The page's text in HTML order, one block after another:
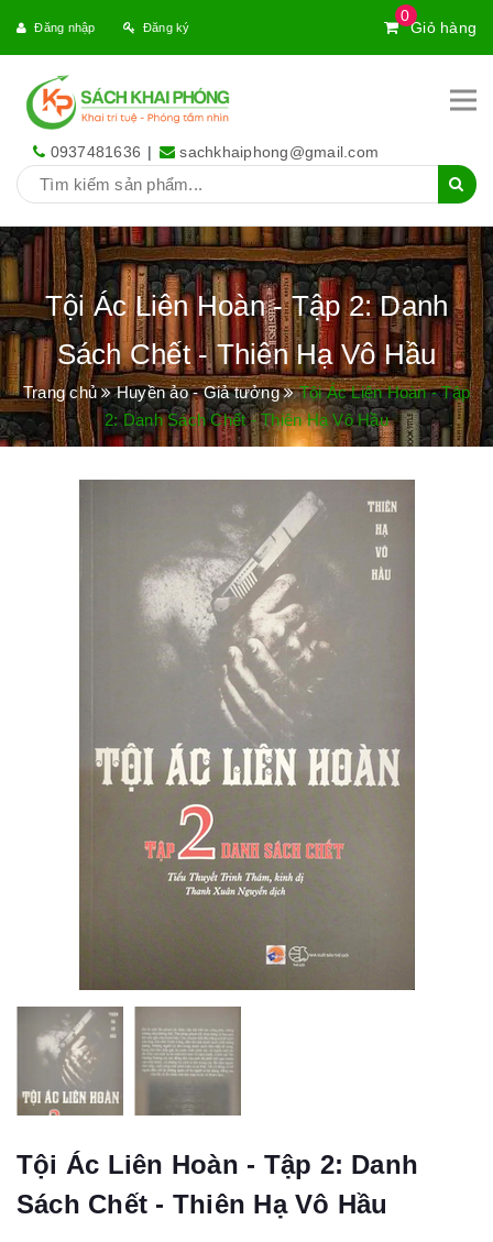
0
Giỏ hàng
Đăng nhập Đăng ký
0937481636 | sachkhaiphong@gmail.com
Tội Ác Liên Hoàn - Tập 2: Danh
Sách Chết - Thiên Hạ Vô Hầu
Trang chủ Huyền ảo - Giả tưởng
Tội Ác Liên Hoàn - Tập
2: Danh Sách Chết - Thiên Hạ Vô Hầu
Tội Ác Liên Hoàn - Tập 2: Danh
Sách Chết - Thiên Hạ Vô Hầu